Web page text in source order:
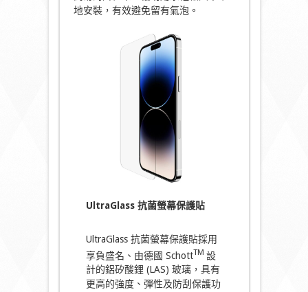
地安裝，有效避免留有氣泡。
UltraGlass 抗菌螢幕保護貼
UltraGlass 抗菌螢幕保護貼採用
享負盛名、由德國 SchottTM設
計的鋁矽酸鋰 (LAS) 玻璃，具有
更高的強度、彈性及防刮保護功